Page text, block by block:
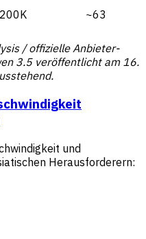
200K ~63
/ offizielle Anbieter-
3.5 veröffentlicht am 16.
und
Herausforderern: